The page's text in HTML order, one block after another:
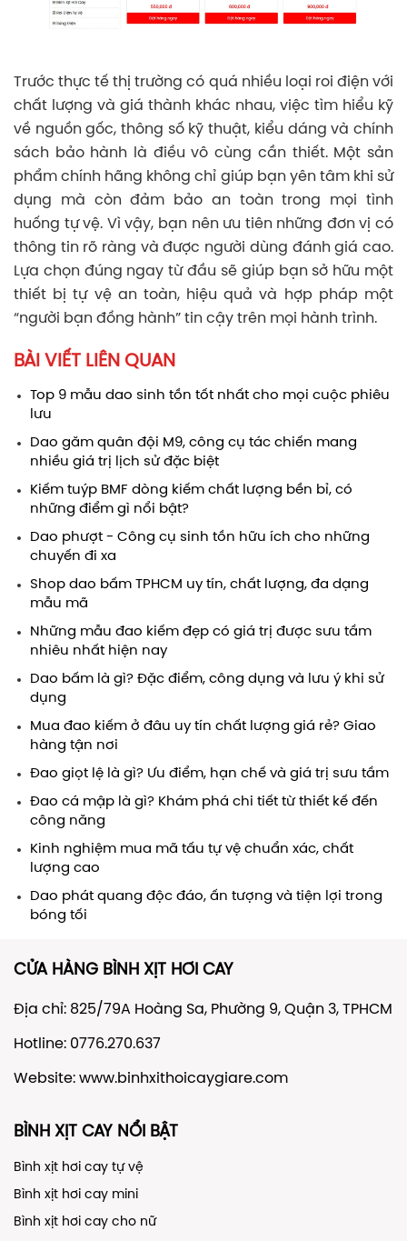
Trước thực tế thị trường có quá nhiều loại roi điện với
chất lượng và giá thành khác nhau, việc tìm hiểu kỹ
về nguồn gốc, thông số kỹ thuật, kiểu dáng và chính
sách bảo hành là điều vô cùng cần thiết. Một sản
phẩm chính hãng không chỉ giúp bạn yên tâm khi sử
dụng mà còn đảm bảo an toàn trong mọi tình
huống tự vệ. Vì vậy, bạn nên ưu tiên những đơn vị có
thông tin rõ ràng và được người dùng đánh giá cao.
Lựa chọn đúng ngay từ đầu sẽ giúp bạn sở hữu một
thiết bị tự vệ an toàn, hiệu quả và hợp pháp một
“người bạn đồng hành” tin cậy trên mọi hành trình.
BÀI VIẾT LIÊN QUAN
Top 9 mẫu dao sinh tồn tốt nhất cho mọi cuộc phiêu
lưu
Dao găm quân đội M9, công cụ tác chiến mang
nhiều giá trị lịch sử đặc biệt
Kiếm tuýp BMF dòng kiếm chất lượng bền bỉ, có
những điểm gì nổi bật?
Dao phượt - Công cụ sinh tồn hữu ích cho những
chuyến đi xa
Shop dao bấm TPHCM uy tín, chất lượng, đa dạng
mẫu mã
Những mẫu đao kiếm đẹp có giá trị được sưu tầm
nhiêu nhất hiện nay
Dao bấm là gì? Đặc điểm, công dụng và lưu ý khi sử
dụng
Mua đao kiếm ở đâu uy tín chất lượng giá rẻ? Giao
hàng tận nơi
Đao giọt lệ là gì? Ưu điểm, hạn chế và giá trị sưu tầm
Đao cá mập là gì? Khám phá chi tiết từ thiết kế đến
công năng
Kinh nghiệm mua mã tấu tự vệ chuẩn xác, chất
lượng cao
Dao phát quang độc đáo, ấn tượng và tiện lợi trong
bóng tối
CỬA HÀNG BÌNH XỊT HƠI CAY
Địa chỉ: 825/79A Hoàng Sa, Phường 9, Quận 3, TPHCM
Hotline: 0776.270.637
Website: www.binhxithoicaygiare.com
BÌNH XỊT CAY NỔI BẬT
Bình xịt hơi cay tự vệ
Bình xịt hơi cay mini
Bình xịt hơi cay cho nữ